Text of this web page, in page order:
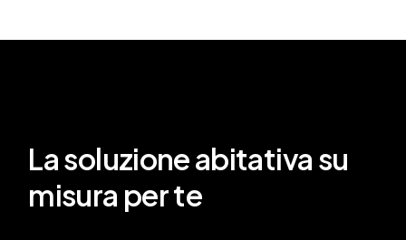
La soluzione abitativa su
misura per te